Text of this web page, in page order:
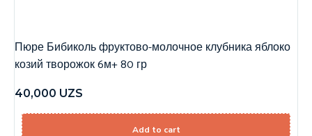
Пюре Бибиколь фруктово-молочное клубника яблоко
козий творожок 6м+ 80 гр
40,000 UZS
Add to cart